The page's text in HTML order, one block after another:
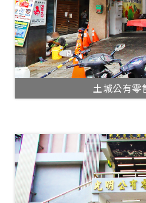
土城公有零